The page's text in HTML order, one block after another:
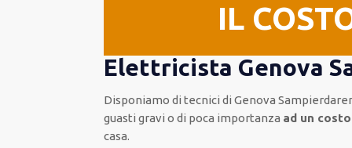
IL
Elettricista Genova
Disponiamo ditecnici di Genova
guasti gravi o di poca importanza ad un
casa.